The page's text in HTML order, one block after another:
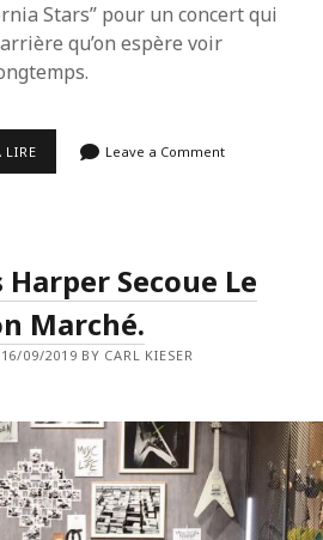
Stars” pour un concert qui
qu’on espère voir
LIREL’HYMNE
TRIANON.
Leave a Comment
Harper Secoue Le
Marché.
09/2019 BY CARL KIESER